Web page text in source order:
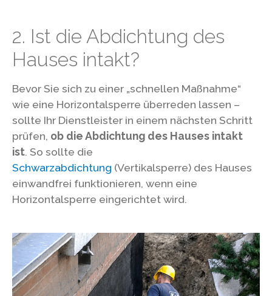
2. Ist die Abdichtung des
Hauses intakt?
Bevor Sie sich zu einer „schnellen Maßnahme“
wie eine Horizontalsperre überreden lassen –
sollte Ihr Dienstleister in einem nächsten Schritt
prüfen, ob die Abdichtung des Hauses intakt
ist. So sollte die
Schwarzabdichtung (Vertikalsperre) des Hauses
einwandfrei funktionieren, wenn eine
Horizontalsperre eingerichtet wird.